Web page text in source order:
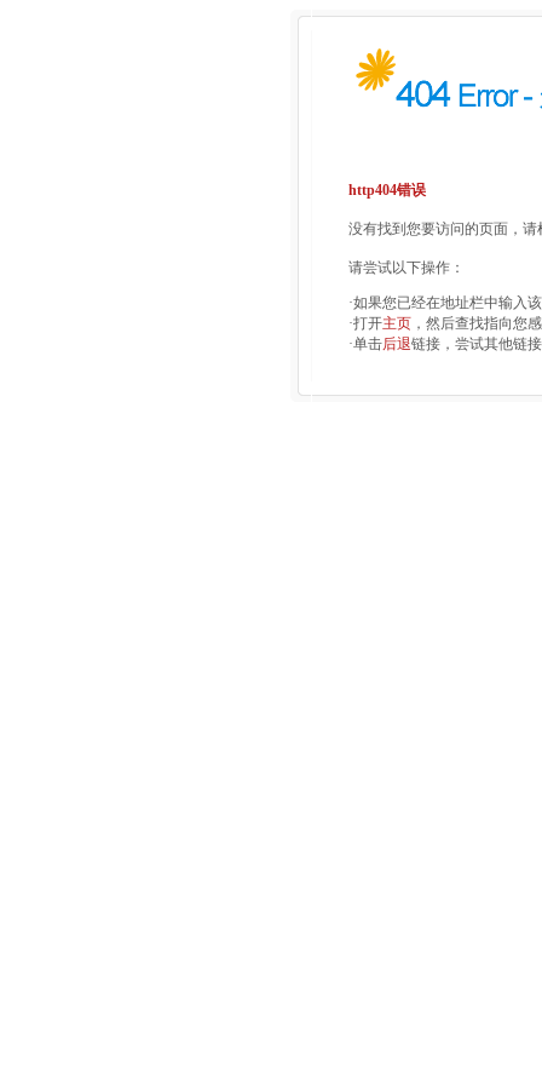
http404错误
没有找到您要访问的页面，
请尝试以下操作：
·如果您已经在地址栏中输入
·打开主页 ，然后查找指向您
·单击后退链接，尝试其他链